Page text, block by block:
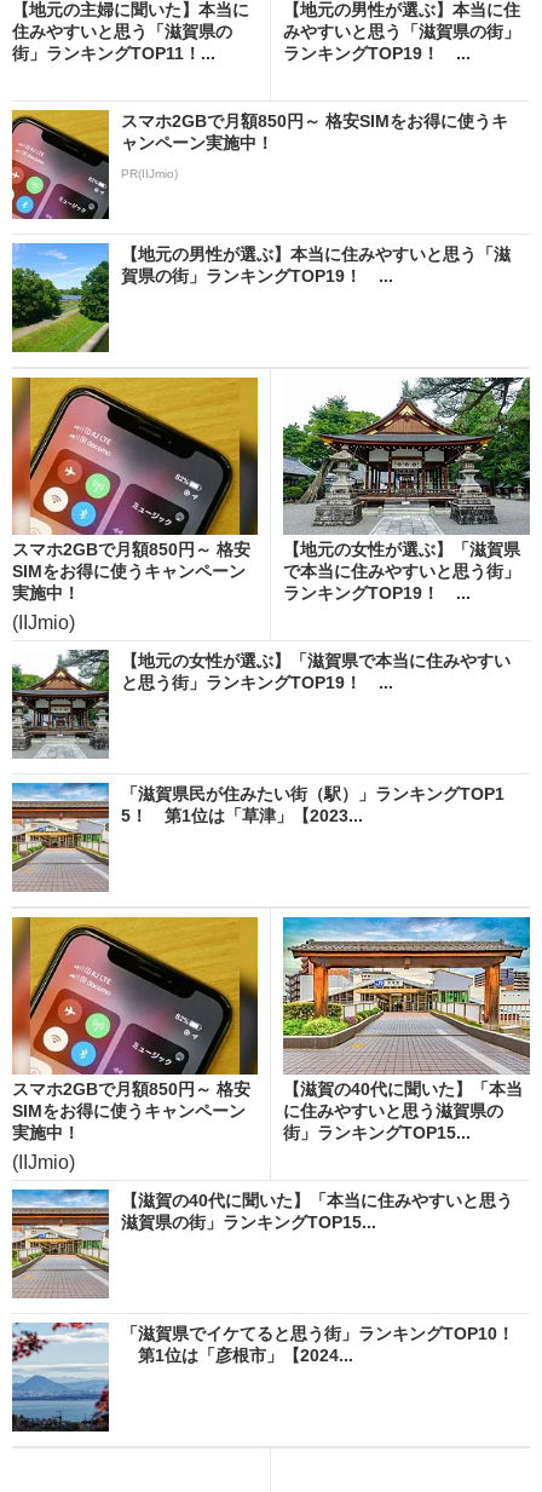
【地元の主婦に聞いた】本当に
住みやすいと思う「滋賀県の
街」ランキングTOP11！...
【地元の男性が選ぶ】本当に住
みやすいと思う「滋賀県の街」
ランキングTOP19！ ...
スマホ2GBで月額850円～ 格安SIMをお得に使うキ
ャンペーン実施中！
PR(IIJmio)
【地元の男性が選ぶ】本当に住みやすいと思う「滋
賀県の街」ランキングTOP19！ ...
スマホ2GBで月額850円～ 格安
SIMをお得に使うキャンペーン
実施中！
(IIJmio)
【地元の女性が選ぶ】「滋賀県
で本当に住みやすいと思う街」
ランキングTOP19！ ...
【地元の女性が選ぶ】「滋賀県で本当に住みやすい
と思う街」ランキングTOP19！ ...
「滋賀県民が住みたい街（駅）」ランキングTOP1
5！ 第1位は「草津」【2023...
スマホ2GBで月額850円～ 格安
SIMをお得に使うキャンペーン
実施中！
(IIJmio)
【滋賀の40代に聞いた】「本当
に住みやすいと思う滋賀県の
街」ランキングTOP15...
【滋賀の40代に聞いた】「本当に住みやすいと思う
滋賀県の街」ランキングTOP15...
「滋賀県でイケてると思う街」ランキングTOP10！
第1位は「彦根市」【2024...